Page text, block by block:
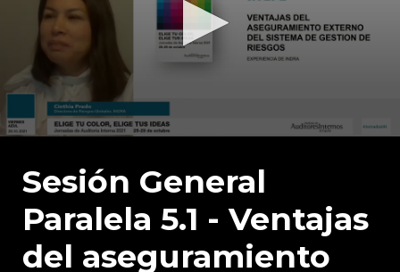
0
seconds
Sesión General
Paralela 5.1 - Ventajas
del aseguramiento